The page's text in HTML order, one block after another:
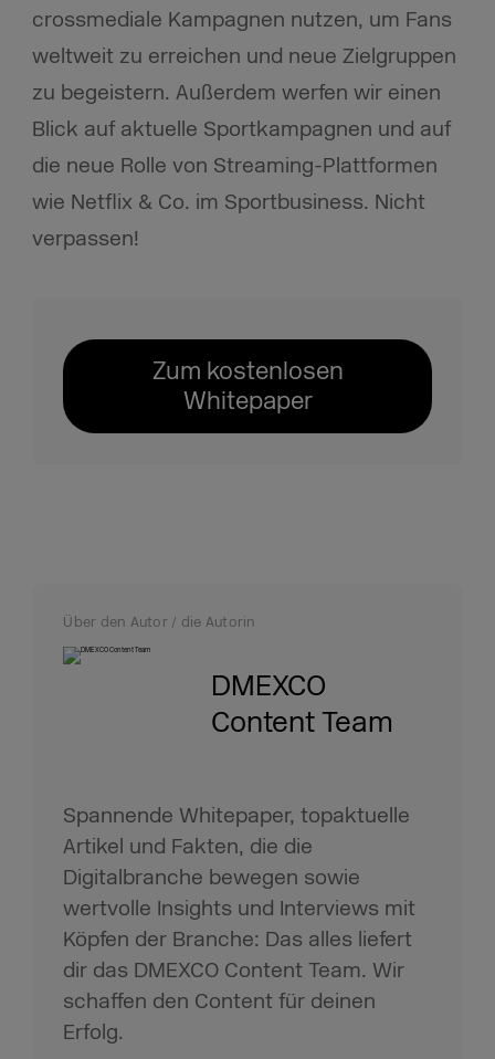
crossmediale Kampagnen nutzen, um Fans
weltweit zu erreichen und neue Zielgruppen
zu begeistern. Außerdem werfen wir einen
Blick auf aktuelle Sportkampagnen und auf
die neue Rolle von Streaming-Plattformen
wie Netflix & Co. im Sportbusiness. Nicht
verpassen!
Zum kostenlosen
Whitepaper
Über den Autor / die Autorin
DMEXCO
Content Team
Spannende Whitepaper, topaktuelle
Artikel und Fakten, die die
Digitalbranche bewegen sowie
wertvolle Insights und Interviews mit
Köpfen der Branche: Das alles liefert
dir das DMEXCO Content Team. Wir
schaffen den Content für deinen
Erfolg.